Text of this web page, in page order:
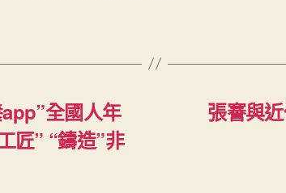
全國人年
匠” “鑄造”非
張謇與